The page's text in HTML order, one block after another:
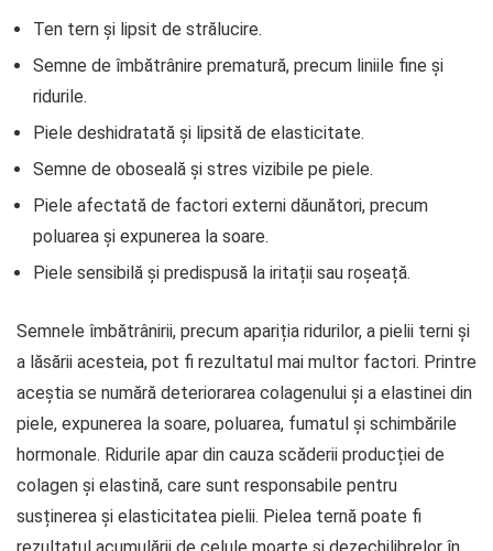
Ten tern și lipsit de strălucire.
Semne de îmbătrânire prematură, precum liniile fine și
ridurile.
Piele deshidratată și lipsită de elasticitate.
Semne de oboseală și stres vizibile pe piele.
Piele afectată de factori externi dăunători, precum
poluarea și expunerea la soare.
Piele sensibilă și predispusă la iritații sau roșeață.
Semnele îmbătrânirii, precum apariția ridurilor, a pielii terni și
a lăsării acesteia, pot fi rezultatul mai multor factori. Printre
aceștia se numără deteriorarea colagenului și a elastinei din
piele, expunerea la soare, poluarea, fumatul și schimbările
hormonale. Ridurile apar din cauza scăderii producției de
colagen și elastină, care sunt responsabile pentru
susținerea și elasticitatea pielii. Pielea ternă poate fi
rezultatul acumulării de celule moarte și dezechilibrelor în